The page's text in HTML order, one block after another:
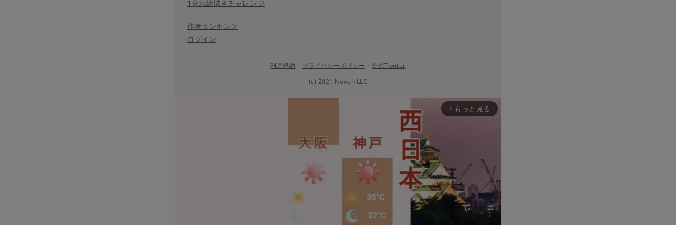
1分お絵描きチャレンジ
作者ランキング
ログイン
利用規約 プライバシーポリシー
公式Twitter
(c) 2021 Nooon LLC
arrow_forward_ios もっと見る